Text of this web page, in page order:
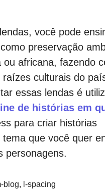
você pode
preservação
ou africana, fazendo
raízes culturais do
essas lendas é
de histórias em
para criar histórias
tema que você quer
personagens.
blog, l-spacing